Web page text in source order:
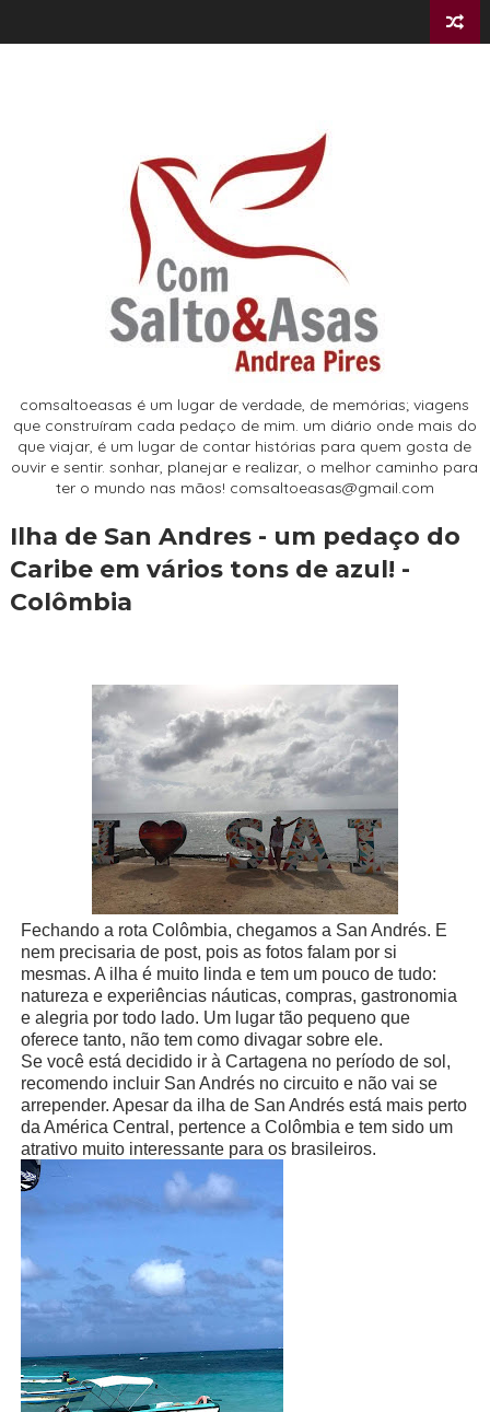
comsaltoeasas é um lugar de verdade, de memórias; viagens
que construíram cada pedaço de mim. um diário onde mais do
que viajar, é um lugar de contar histórias para quem gosta de
ouvir e sentir. sonhar, planejar e realizar, o melhor caminho para
ter o mundo nas mãos! comsaltoeasas@gmail.com
Ilha de San Andres - um pedaço do
Caribe em vários tons de azul! -
Colômbia
Fechando a rota Colômbia, chegamos a San Andrés. E
nem precisaria de post, pois as fotos falam por si
mesmas. A ilha é muito linda e tem um pouco de tudo:
natureza e experiências náuticas, compras, gastronomia
e alegria por todo lado. Um lugar tão pequeno que
oferece tanto, não tem como divagar sobre ele.
Se você está decidido ir à Cartagena no período de sol,
recomendo incluir San Andrés no circuito e não vai se
arrepender. Apesar da ilha de San Andrés está mais perto
da América Central, pertence a Colômbia e tem sido um
atrativo muito interessante para os brasileiros.